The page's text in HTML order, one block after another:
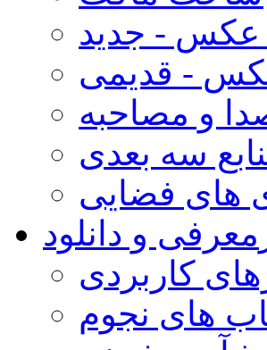
عکس - جدید
- قدیمی
و مصاحبه
سه بعدی
های فضایی
معرفی و دانلود
کاربردی
های نجوم